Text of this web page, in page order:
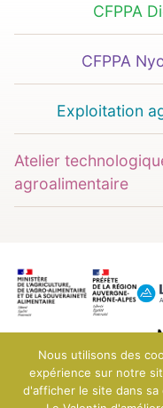
CFPPA
CFPPA
Exploitation
Atelier
agroalimentaire
© 2025 EPLEFPA Le
Nous utilisons des
expérience sur notre
d'afficher le site dans sa